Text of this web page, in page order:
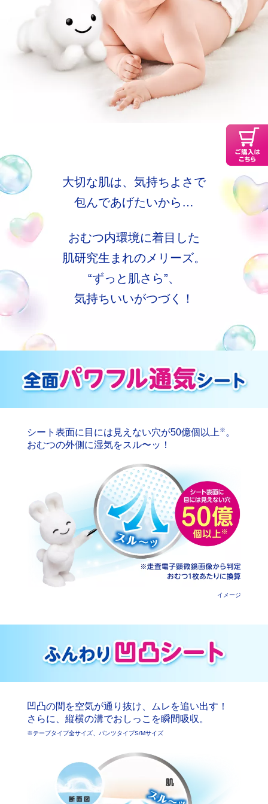
大切な肌は、気持ちよさで
包んであげたいから…
おむつ内環境に着目した
肌研究生まれのメリーズ。
“ずっと肌さら”、
気持ちいいがつづく！
シート表面に目には見えない穴が50億個以上 ※ 。
おむつの外側に湿気をスル〜ッ！
イメージ
凹凸の間を空気が通り抜け、ムレを追い出す！
さらに、縦横の溝でおしっこを瞬間吸収。
※テープタイプ全サイズ、パンツタイプS/Mサイズ